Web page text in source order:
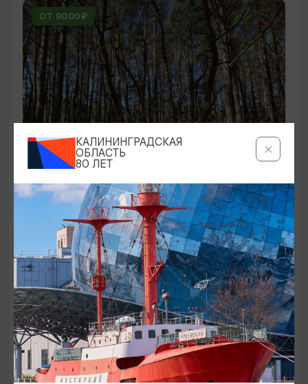
ОТ 9000₽
ЭКСКУРСИИ УЧРЕЖДЕНИЙ КУЛЬТУРЫ
Аудиоспектакль «Истории Куршской
косы»
01.02.2026 - 31.12.2026, 13:00
Куршская коса
ОТ 2500₽
КАЛИНИНГРАДСКАЯ
ОБЛАСТЬ
80 ЛЕТ